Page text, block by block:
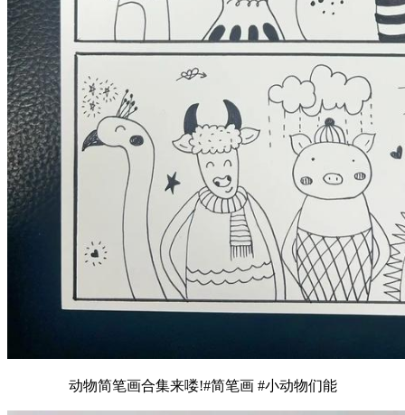
动物简笔画合集来喽!#简笔画 #小动物们能